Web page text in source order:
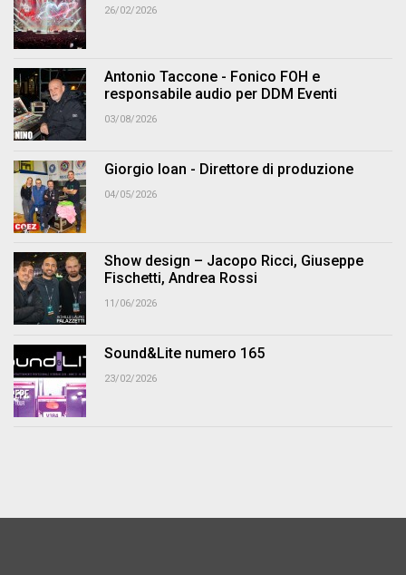
26/02/2026
Antonio Taccone - Fonico FOH e
responsabile audio per DDM Eventi
03/08/2026
Giorgio Ioan - Direttore di produzione
04/05/2026
Show design – Jacopo Ricci, Giuseppe
Fischetti, Andrea Rossi
11/06/2026
Sound&Lite numero 165
23/02/2026